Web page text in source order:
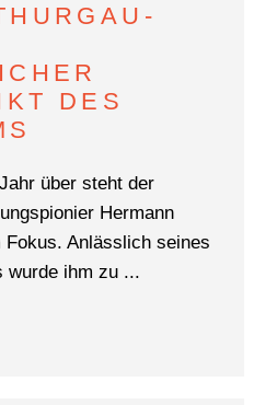
DES
über steht der
Hermann
Fokus. Anlässlich seines
wurde ihm zu ...